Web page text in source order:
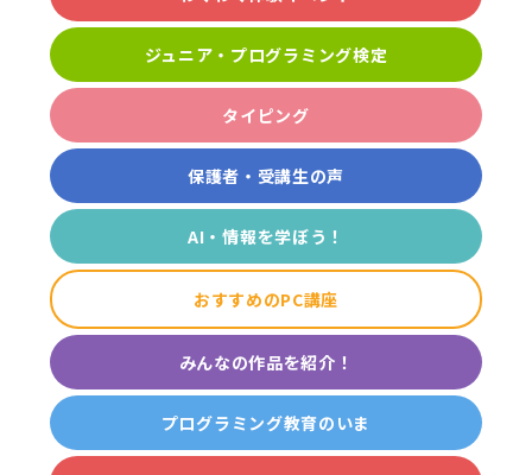
ジュニア・プログラミング検定
タイピング
保護者・受講生の声
AI・情報を学ぼう！
おすすめのPC講座
みんなの作品を紹介！
プログラミング教育のいま